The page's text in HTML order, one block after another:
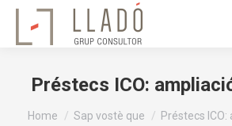
Préstecs ICO:
You are here:
Home Sap vostè que Préstecs